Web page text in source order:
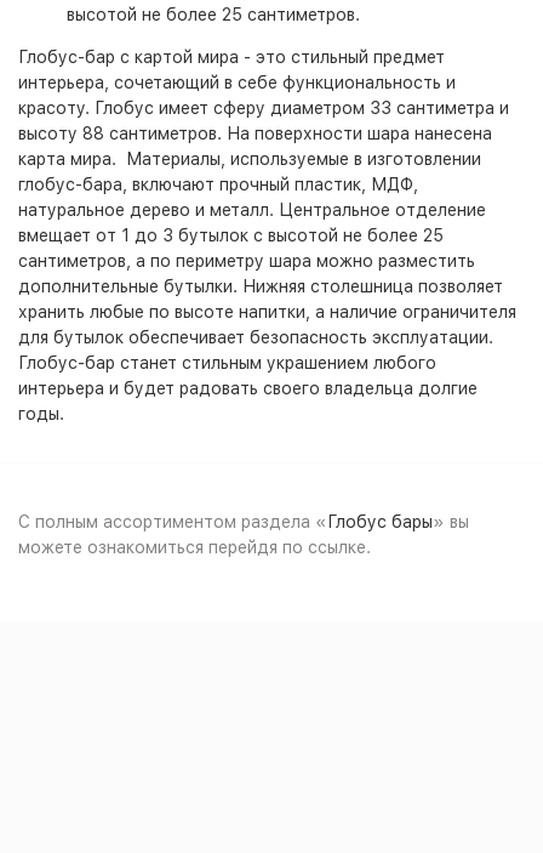
высотой не более 25 сантиметров.
Глобус-бар с картой мира - это стильный предмет
интерьера, сочетающий в себе функциональность и
красоту. Глобус имеет сферу диаметром 33 сантиметра и
высоту 88 сантиметров. На поверхности шара нанесена
карта мира. Материалы, используемые в изготовлении
глобус-бара, включают прочный пластик, МДФ,
натуральное дерево и металл. Центральное отделение
вмещает от 1 до 3 бутылок с высотой не более 25
сантиметров, а по периметру шара можно разместить
дополнительные бутылки. Нижняя столешница позволяет
хранить любые по высоте напитки, а наличие ограничителя
для бутылок обеспечивает безопасность эксплуатации.
Глобус-бар станет стильным украшением любого
интерьера и будет радовать своего владельца долгие
годы.
С полным ассортиментом раздела « Глобус бары» вы
можете ознакомиться перейдя по ссылке.